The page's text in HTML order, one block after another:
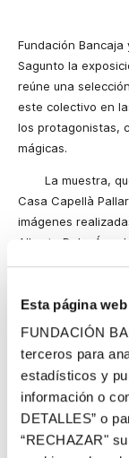
Esta página
FUNDACIÓN
terceros para
estadísticos y
información o
DETALLES” o
“RECHAZAR"
Fundación Bancaja
Sagunto la
reúne una
este colectivo en
los protagonistas,
mágicas.
La muestra,
Casa Capellà
imágenes
Alberto Dolz,
Más, David
Jurado, Fernando
Fernández, José
Rodríguez, Juanjo
Carmen Moya,
Barrachina,
Pilar Sampedro,
Silvia Gil, Vicente